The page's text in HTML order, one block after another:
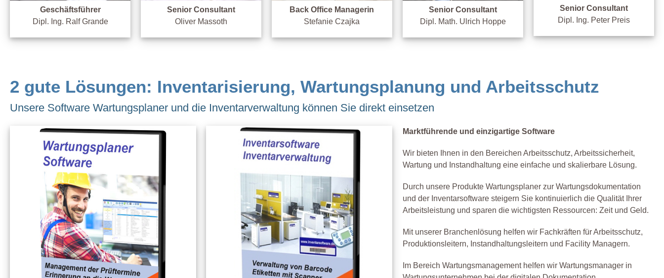
Geschäftsführer
Dipl. Ing. Ralf Grande
Senior Consultant
Oliver Massoth
Back Office Managerin
Stefanie Czajka
Senior Consultant
Dipl. Math. Ulrich Hoppe
Senior Consultant
Dipl. Ing. Peter Preis
2 gute Lösungen: Inventarisierung, Wartungsplanung und Arbeitsschutz
Unsere Software Wartungsplaner und die Inventarverwaltung können Sie direkt einsetzen
Marktführende und einzigartige Software
Wir bieten Ihnen in den Bereichen Arbeitsschutz, Arbeitssicherheit,
Wartung und Instandhaltung eine einfache und skalierbare Lösung.
Durch unsere Produkte Wartungsplaner zur Wartungsdokumentation
und der Inventarsoftware steigern Sie kontinuierlich die Qualität Ihrer
Arbeitsleistung und sparen die wichtigsten Ressourcen: Zeit und Geld.
Mit unserer Branchenlösung helfen wir Fachkräften für Arbeitsschutz,
Produktionsleitern, Instandhaltungsleitern und Facility Managern.
Im Bereich Wartungsmanagement helfen wir Wartungsmanager in